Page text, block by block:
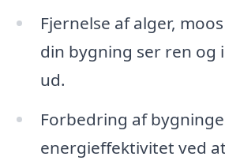
Fjernelse af alger,
din bygning ser ren og
ud.
Forbedring af
energieffektivitet ved